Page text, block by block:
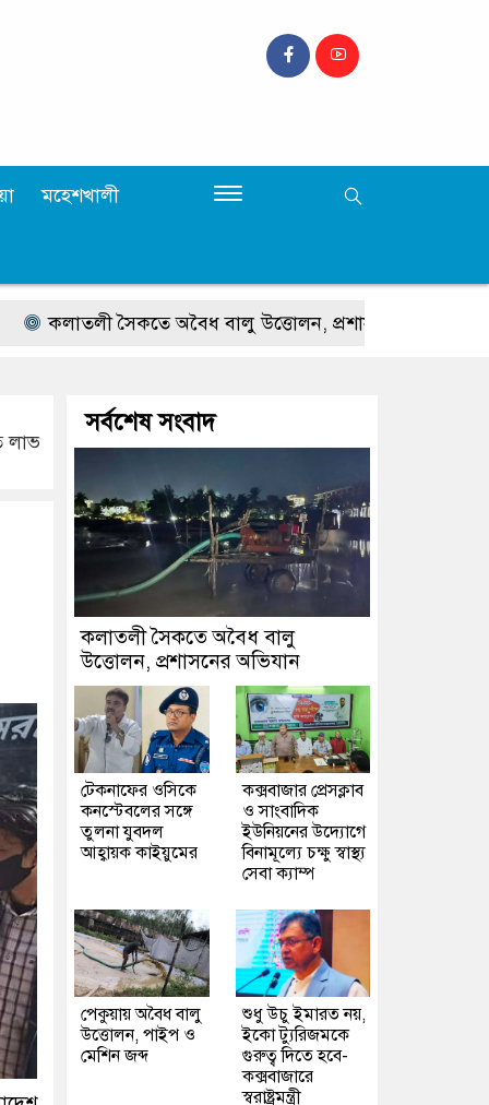
মহেশখালী
সৈকতে অবৈধ বালু উত্তোলন, প্রশাসনের অভিযান
লাভ
সর্বশেষ সংবাদ
কলাতলী সৈকতে অবৈধ বালু
উত্তোলন, প্রশাসনের অভিযান
টেকনাফের ওসিকে
কনস্টেবলের সঙ্গে
তুলনা যুবদল
আহ্বায়ক কাইয়ুমের
কক্সবাজার প্রেসক্লাব
ও সাংবাদিক
ইউনিয়নের উদ্যোগে
বিনামূল্যে চক্ষু স্বাস্থ্য
সেবা ক্যাম্প
পেকুয়ায় অবৈধ বালু
উত্তোলন, পাইপ ও
মেশিন জব্দ
শুধু উচু ইমারত নয়,
ইকো ট্যুরিজমকে
গুরুত্ব দিতে হবে-
কক্সবাজারে
স্বরাষ্ট্রমন্ত্রী